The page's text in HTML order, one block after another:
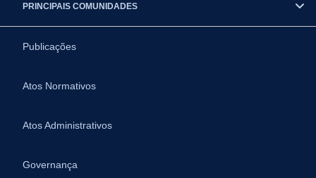
PRINCIPAIS COMUNIDADES
Publicações
Atos Normativos
Atos Administrativos
Governança